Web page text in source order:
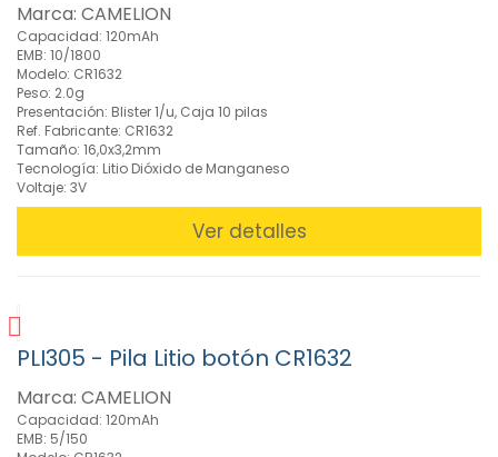
Marca: CAMELION
Capacidad: 120mAh
EMB: 10/1800
Modelo: CR1632
Peso: 2.0g
Presentación: Blister 1/u, Caja 10 pilas
Ref. Fabricante: CR1632
Tamaño: 16,0x3,2mm
Tecnología: Litio Dióxido de Manganeso
Voltaje: 3V
Ver detalles
PLI305 - Pila Litio botón CR1632
Marca: CAMELION
Capacidad: 120mAh
EMB: 5/150